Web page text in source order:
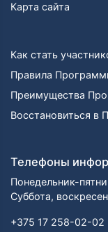
Карта сайта
Как стать
Правила
Преимущества
Восстановиться в
Телефоны
Понедельник-
Суббота,
+375 17 258-02-02